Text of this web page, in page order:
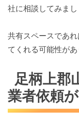
社に相談してみまし
共有スペースであ
てくれる可能性があ
足柄上郡
業者依頼